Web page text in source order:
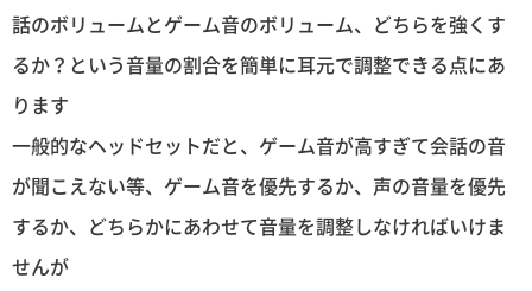
話のボリュームとゲーム音のボリューム、どちらを強くす
るか？という音量の割合を簡単に耳元で調整できる点にあ
ります
一般的なヘッドセットだと、ゲーム音が高すぎて会話の音
が聞こえない等、ゲーム音を優先するか、声の音量を優先
するか、どちらかにあわせて音量を調整しなければいけま
せんが